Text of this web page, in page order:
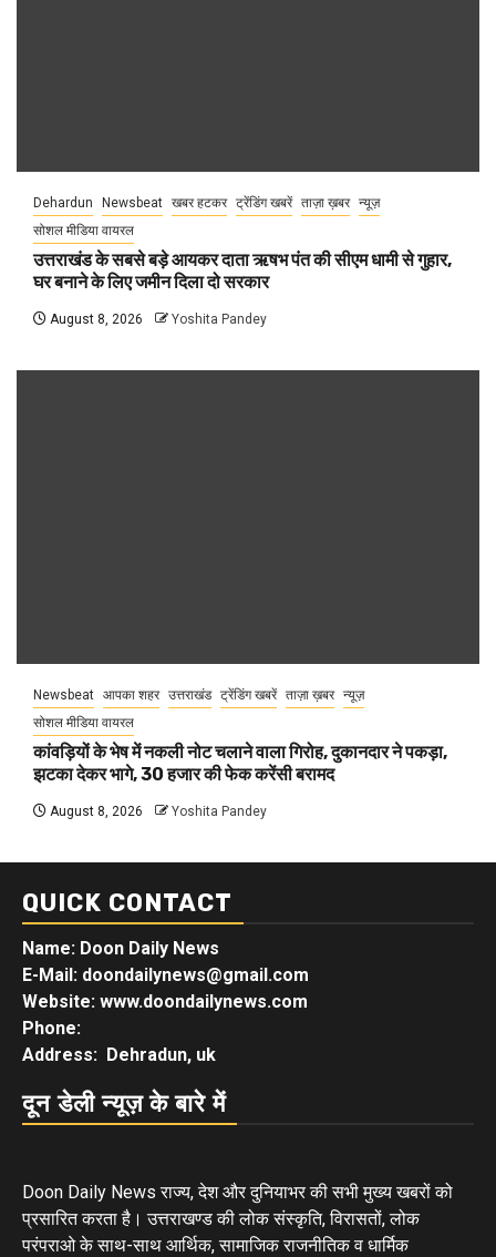
Dehardun Newsbeat खबर हटकर ट्रेंडिंग खबरें ताज़ा ख़बर न्यूज़
सोशल मीडिया वायरल
उत्तराखंड के सबसे बड़े आयकर दाता ऋषभ पंत की सीएम धामी से गुहार,
घर बनाने के लिए जमीन दिला दो सरकार
August 8, 2026 Yoshita Pandey
Newsbeat आपका शहर उत्तराखंड ट्रेंडिंग खबरें ताज़ा ख़बर न्यूज़
सोशल मीडिया वायरल
कांवड़ियों के भेष में नकली नोट चलाने वाला गिरोह, दुकानदार ने पकड़ा,
झटका देकर भागे, 30 हजार की फेक करेंसी बरामद
August 8, 2026 Yoshita Pandey
QUICK CONTACT
Name: Doon Daily News
E-Mail: doondailynews@gmail.com
Website: www.doondailynews.com
Phone:
Address: Dehradun, uk
दून डेली न्यूज़ के बारे में
Doon Daily News राज्य, देश और दुनियाभर की सभी मुख्य खबरों को
प्रसारित करता है। उत्तराखण्ड की लोक संस्कृति, विरासतों, लोक
परंपराओ के साथ-साथ आर्थिक, सामाजिक राजनीतिक व धार्मिक